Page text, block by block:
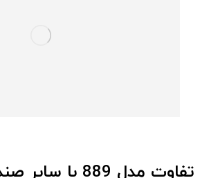
تفاوت مدل 889 با سایر صندلی‌ ها